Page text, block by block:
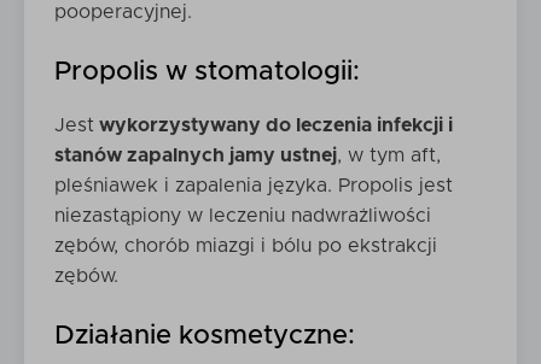
pooperacyjnej.
Propolis w stomatologii:
Jest wykorzystywany do leczenia infekcji i
stanów zapalnych jamy ustnej, w tym aft,
pleśniawek i zapalenia języka. Propolis jest
niezastąpiony w leczeniu nadwrażliwości
zębów, chorób miazgi i bólu po ekstrakcji
zębów.
Działanie kosmetyczne: